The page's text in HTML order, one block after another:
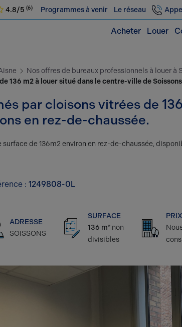
4.8/5 (6) Programmes à venir Le réseau
Acheter Louer
Nos offres de bureaux professionnels à louer à
136 m2 à louer situé dans le centre-ville de
par cloisons vitrées de
en rez-de-chaussée.
de 136m2 environ en rez-de-chaussée,
: 1249808-0L
ADRESSE
SOISSONS
SURFACE
136 m²non
divisibles
PRIX